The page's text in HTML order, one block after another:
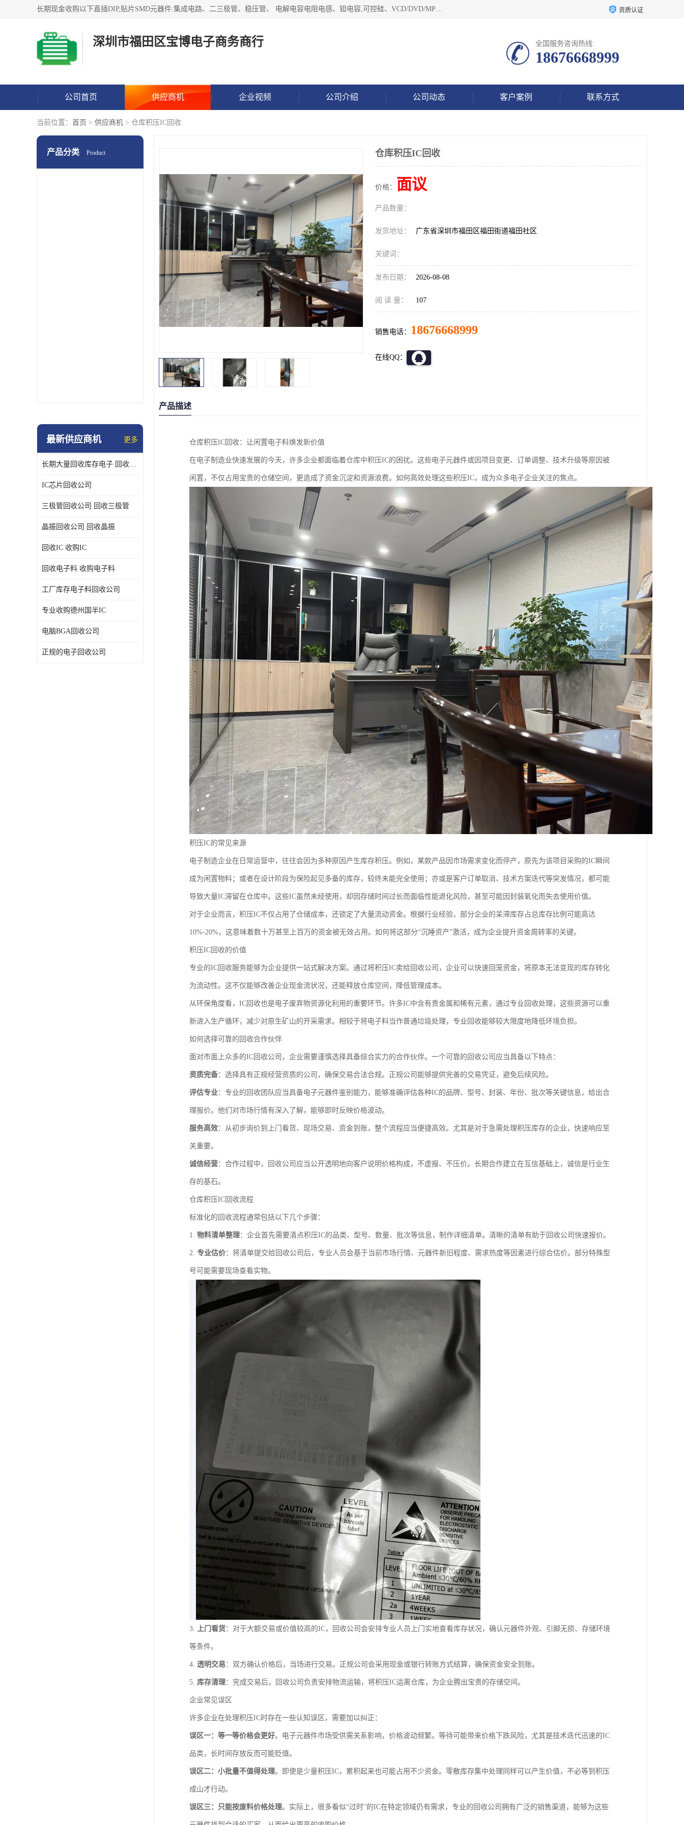
长期现金收购以下直插DIP,贴片SMD元器件:集成电路、二三极管、稳压管、 电解电容电阻电感、钽电容,可控硅、VCD/DVD/MP3激光头、红外发射接收、行管、 BGA芯片,霍尔元件、发光管、晶振,继电器,舌簧管舌簧继电器等各种电子元器件 , 量大量小不限!QQ9 联系电话谢先生 E-mail 资质认证
深圳市福田区宝博电子商务商行 全国服务咨询热线:
18676668999
公司首页 供应商机 企业视频 公司介绍 公司动态 客户案例 联系方式
当前位置： 首页 > 供应商机 > 仓库积压IC回收
产品分类 Product
最新供应商机 更多
长期大量回收库存电子 回收电子料 回收电子元器件专业公司
IC芯片回收公司
三极管回收公司 回收三极管
晶振回收公司 回收晶振
回收IC 收购IC
回收电子料 收购电子料
工厂库存电子料回收公司
专业收购德州国半IC
电脑BGA回收公司
正规的电子回收公司
仓库积压IC回收
价格： 面议
产品数量：
发货地址： 广东省深圳市福田区福田街道福田社区
关键词：
发布日期： 2026-08-08
阅 读 量： 107
销售电话： 18676668999
在线QQ：
产品描述
仓库积压IC回收：让闲置电子料焕发新价值
在电子制造业快速发展的今天，许多企业都面临着仓库中积压IC的困扰。这些电子元器件或因项目变更、订单调整、技术升级等原因被
闲置，不仅占用宝贵的仓储空间，更造成了资金沉淀和资源浪费。如何高效处理这些积压IC，成为众多电子企业关注的焦点。
积压IC的常见来源
电子制造企业在日常运营中，往往会因为多种原因产生库存积压。例如，某款产品因市场需求变化而停产，原先为该项目采购的IC瞬间
成为闲置物料；或者在设计阶段为保险起见多备的库存，较终未能完全使用；亦或是客户订单取消、技术方案迭代等突发情况，都可能
导致大量IC滞留在仓库中。这些IC虽然未经使用，却因存储时间过长而面临性能退化风险，甚至可能因封装氧化而失去使用价值。
对于企业而言，积压IC不仅占用了仓储成本，还锁定了大量流动资金。根据行业经验，部分企业的呆滞库存占总库存比例可能高达
10%-20%，这意味着数十万甚至上百万的资金被无效占用。如何将这部分“沉睡资产”激活，成为企业提升资金周转率的关键。
积压IC回收的价值
专业的IC回收服务能够为企业提供一站式解决方案。通过将积压IC卖给回收公司，企业可以快速回笼资金，将原本无法变现的库存转化
为流动性。这不仅能够改善企业现金流状况，还能释放仓库空间，降低管理成本。
从环保角度看，IC回收也是电子废弃物资源化利用的重要环节。许多IC中含有贵金属和稀有元素，通过专业回收处理，这些资源可以重
新进入生产循环，减少对原生矿山的开采需求。相较于将电子料当作普通垃圾处理，专业回收能够较大限度地降低环境负担。
如何选择可靠的回收合作伙伴
面对市面上众多的IC回收公司，企业需要谨慎选择具备综合实力的合作伙伴。一个可靠的回收公司应当具备以下特点：
资质完备：选择具有正规经营资质的公司，确保交易合法合规。正规公司能够提供完善的交易凭证，避免后续风险。
评估专业：专业的回收团队应当具备电子元器件鉴别能力，能够准确评估各种IC的品牌、型号、封装、年份、批次等关键信息，给出合
理报价。他们对市场行情有深入了解，能够即时反映价格波动。
服务高效：从初步询价到上门看货、现场交易、资金到账，整个流程应当便捷高效。尤其是对于急需处理积压库存的企业，快速响应至
关重要。
诚信经营：合作过程中，回收公司应当公开透明地向客户说明价格构成，不虚报、不压价。长期合作建立在互信基础上，诚信是行业生
存的基石。
仓库积压IC回收流程
标准化的回收流程通常包括以下几个步骤：
1. 物料清单整理：企业首先需要清点积压IC的品类、型号、数量、批次等信息，制作详细清单。清晰的清单有助于回收公司快速报价。
2. 专业估价：将清单提交给回收公司后，专业人员会基于当前市场行情、元器件新旧程度、需求热度等因素进行综合估价。部分特殊型
号可能需要现场查看实物。
3. 上门看货：对于大额交易或价值较高的IC，回收公司会安排专业人员上门实地查看库存状况，确认元器件外观、引脚无损、存储环境
等条件。
4. 透明交易 ：双方确认价格后，当场进行交易。正规公司会采用现金或银行转账方式结算，确保资金安全到账。
5. 库存清理：完成交易后，回收公司负责安排物流运输，将积压IC运离仓库，为企业腾出宝贵的存储空间。
企业常见误区
许多企业在处理积压IC时存在一些认知误区，需要加以纠正：
误区一：等一等价格会更好。电子元器件市场受供需关系影响，价格波动频繁。等待可能带来价格下跌风险，尤其是技术迭代迅速的IC
品类，长时间存放反而可能贬值。
误区二：小批量不值得处理。即使是少量积压IC，累积起来也可能占用不少资金。零散库存集中处理同样可以产生价值，不必等到积压
成山才行动。
误区三：只能按废料价格处理。实际上，很多看似“过时”的IC在特定领域仍有需求，专业的回收公司拥有广泛的销售渠道，能够为这些